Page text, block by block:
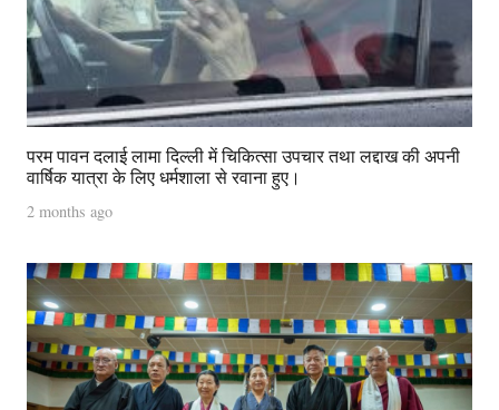
परम पावन दलाई लामा दिल्ली में चिकित्सा उपचार तथा लद्दाख की अपनी
वार्षिक यात्रा के लिए धर्मशाला से रवाना हुए।
2 months ago